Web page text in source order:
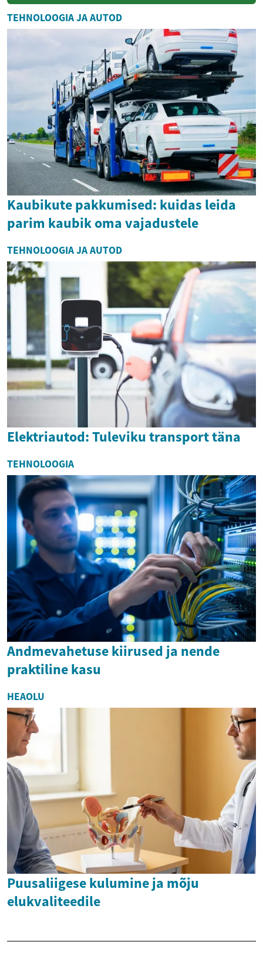
finantseerimaks erinevaid
elulisi vajadusi. Olgu selleks
TEHNOLOOGIA JA AUTOD
Kaubikute pakkumised: kuidas leida
parim kaubik oma vajadustele
TEHNOLOOGIA JA AUTOD
Elektriautod: Tuleviku transport täna
TEHNOLOOGIA
Andmevahetuse kiirused ja nende
praktiline kasu
HEAOLU
Puusaliigese kulumine ja mõju
elukvaliteedile